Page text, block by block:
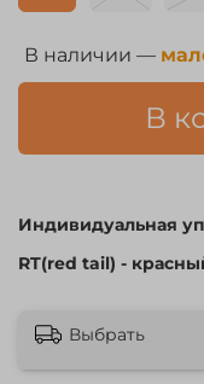
В наличии —
В
Индивидуальная
RT(red tail) -
Выбрать